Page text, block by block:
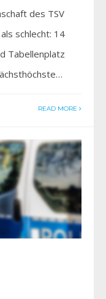
des TSV
schlecht: 14
Tabellenplatz
READ MORE